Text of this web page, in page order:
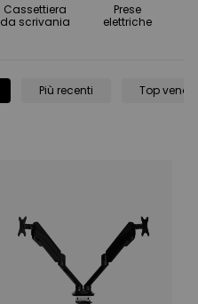
Cassettiera
da scrivania
Prese
elettriche
Più recenti Top